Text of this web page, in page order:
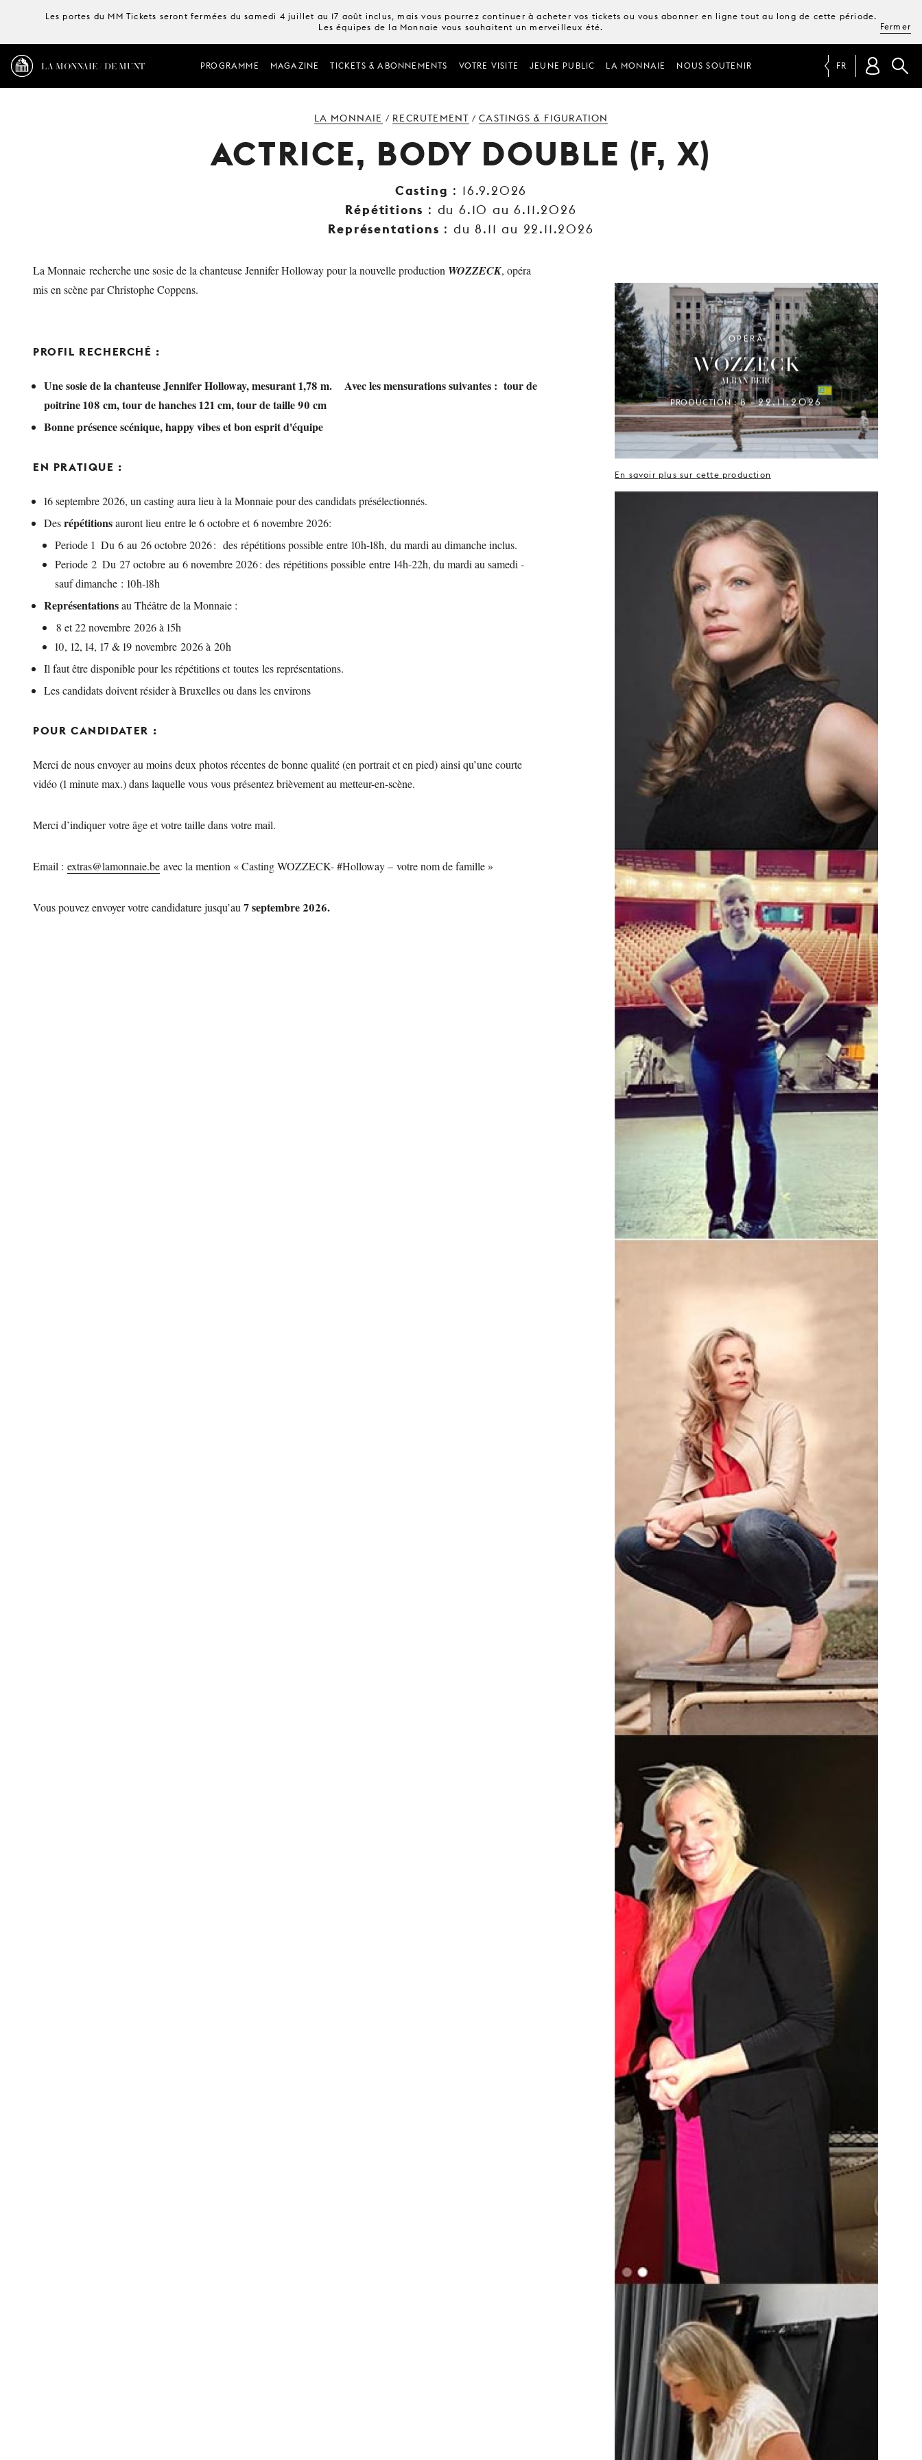
Les portes du MM Tickets seront fermées du samedi 4 juillet au 17 août inclus, mais vous pourrez continuer à acheter vos tickets ou vous abonner en ligne tout au long de cette période.
Les équipes de la Monnaie vous souhaitent un merveilleux été.
Fermer
LA MONNAIE / DE MUNT PROGRAMME MAGAZINE TICKETS & ABONNEMENTS VOTRE VISITE JEUNE PUBLIC LA MONNAIE NOUS SOUTENIR FR
LA MONNAIE / RECRUTEMENT /CASTINGS & FIGURATION
ACTRICE, BODY DOUBLE (F, X)
Casting : 16.9.2026
Répétitions : du 6.10 au 6.11.2026
Représentations : du 8.11 au 22.11.2026
La Monnaie recherche une sosie de la chanteuse Jennifer Holloway pour la nouvelle production WOZZECK, opéra
mis en scène par Christophe Coppens.
PROFIL RECHERCHÉ :
Une sosie de la chanteuse Jennifer Holloway, mesurant 1,78 m. Avec les mensurations suivantes : tour de
poitrine 108 cm, tour de hanches 121 cm, tour de taille 90 cm
Bonne présence scénique, happy vibes et bon esprit d'équipe
EN PRATIQUE :
16 septembre 2026, un casting aura lieu à la Monnaie pour des candidats présélectionnés.
Desrépétitionsauront lieu entre le 6 octobre et 6 novembre 2026:
Periode 1 Du 6 au 26 octobre 2026 : des répétitions possible entre 10h-18h, du mardi au dimanche inclus.
Periode 2 Du 27 octobre au 6 novembre 2026 : des répétitions possible entre 14h-22h, du mardi au samedi -
sauf dimanche : 10h-18h
Représentationsau Théâtre de la Monnaie :
8 et 22 novembre 2026 à 15h
10, 12, 14, 17 & 19 novembre 2026 à 20h
Il faut être disponible pour les répétitions et toutes les représentations.
Les candidats doivent résider à Bruxelles ou dans les environs
POUR CANDIDATER :
Merci de nous envoyer au moins deux photos récentes de bonne qualité (en portrait et en pied) ainsi qu’une courte
vidéo (1 minute max.) dans laquelle vous vous présentez brièvement au metteur-en-scène.
Merci d’indiquer votre âge et votre taille dans votre mail.
Email : extras@lamonnaie.be avec la mention « Casting WOZZECK- #Holloway – votre nom de famille »
Vous pouvez envoyer votre candidature jusqu’au 7 septembre 2026.
OPÉRA
WOZZECK
ALBAN BERG
PRODUCTION :8–22.11.2026
En savoir plus sur cette production